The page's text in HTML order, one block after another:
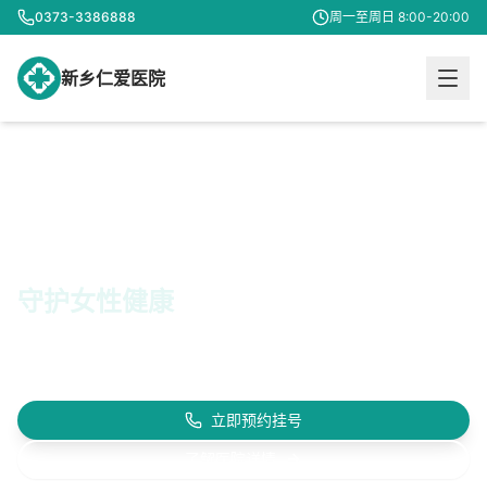
0373-3386888 周一至周日 8:00-20:00
新乡仁爱医院
守护女性健康
立即预约挂号